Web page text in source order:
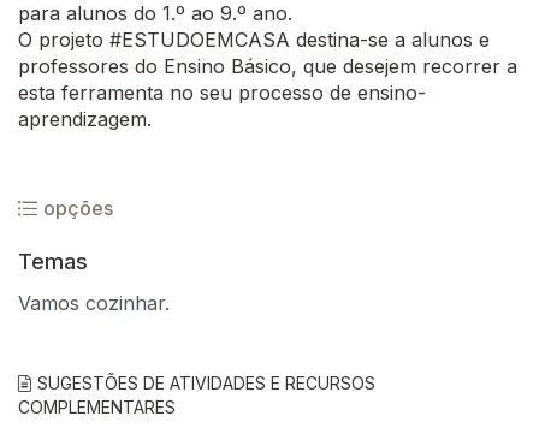
para alunos do 1.º ao 9.º ano.
O projeto #ESTUDOEMCASA destina-se a alunos e
professores do Ensino Básico, que desejem recorrer a
esta ferramenta no seu processo de ensino-
aprendizagem.
opções
Temas
Vamos cozinhar.
SUGESTÕES DE ATIVIDADES E RECURSOS
COMPLEMENTARES